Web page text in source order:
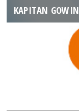
KAPITAN GOWIN